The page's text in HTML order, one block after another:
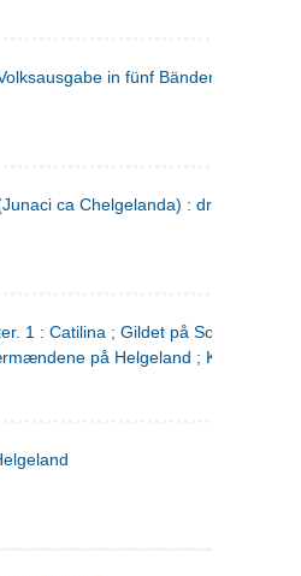
in fünf Bänden
ca Chelgelanda) : drama u četiri
1 : Catilina ; Gildet på Solhaug ; Fru
på Helgeland ;